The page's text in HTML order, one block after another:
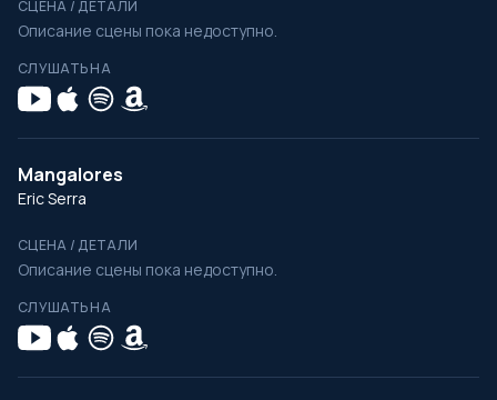
СЦЕНА / ДЕТАЛИ
Описание сцены пока недоступно.
СЛУШАТЬ НА
Mangalores
Eric Serra
СЦЕНА / ДЕТАЛИ
Описание сцены пока недоступно.
СЛУШАТЬ НА